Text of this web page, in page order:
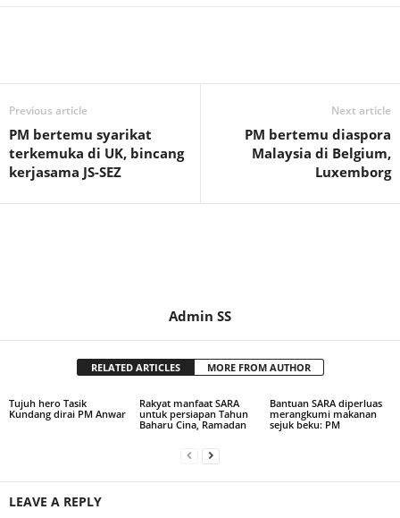
Previous article
PM bertemu syarikat
terkemuka di UK, bincang
kerjasama JS-SEZ
Next article
PM bertemu diaspora
Malaysia di Belgium,
Luxemborg
Admin SS
RELATED ARTICLES MORE FROM AUTHOR
Tujuh hero Tasik
Kundang dirai PM Anwar
Rakyat manfaat SARA
untuk persiapan Tahun
Baharu Cina, Ramadan
Bantuan SARA diperluas
merangkumi makanan
sejuk beku: PM
LEAVE A REPLY